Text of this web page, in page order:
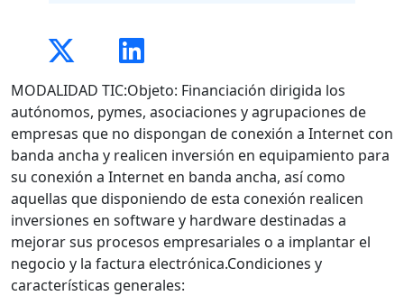
MODALIDAD TIC:Objeto: Financiación dirigida los
autónomos, pymes, asociaciones y agrupaciones de
empresas que no dispongan de conexión a Internet con
banda ancha y realicen inversión en equipamiento para
su conexión a Internet en banda ancha, así como
aquellas que disponiendo de esta conexión realicen
inversiones en software y hardware destinadas a
mejorar sus procesos empresariales o a implantar el
negocio y la factura electrónica.Condiciones y
características generales: